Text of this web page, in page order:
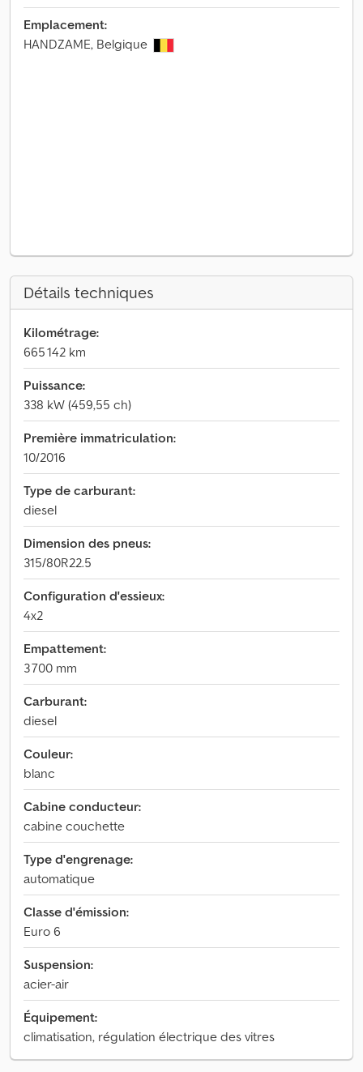
Emplacement:
HANDZAME, Belgique
Détails techniques
Kilométrage:
665 142 km
Puissance:
338 kW (459,55 ch)
Première immatriculation:
10/2016
Type de carburant:
diesel
Dimension des pneus:
315/80R22.5
Configuration d'essieux:
4x2
Empattement:
3 700 mm
Carburant:
diesel
Couleur:
blanc
Cabine conducteur:
cabine couchette
Type d'engrenage:
automatique
Classe d'émission:
Euro 6
Suspension:
acier-air
Équipement:
climatisation, régulation électrique des vitres